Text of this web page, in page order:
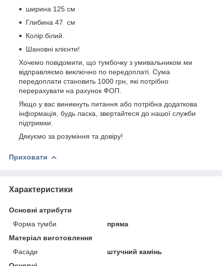
ширина 125 см
Глибина 47 см
Колір:білий.
Шановні клієнти!
Хочемо повідомити, що тумбочку з умивальником ми
відправляємо виключно по передоплаті. Сума
передоплати становить 1000 грн, які потрібно
перерахувати на рахунок ФОП.
Якщо у вас виникнуть питання або потрібна додаткова
інформація, будь ласка, звертайтеся до нашої служби
підтримки.
Дякуємо за розуміння та довіру!
Приховати
Характеристики
Основні атрибути
Форма тумби
пряма
Матеріал виготовлення
Фасади
штучний камінь